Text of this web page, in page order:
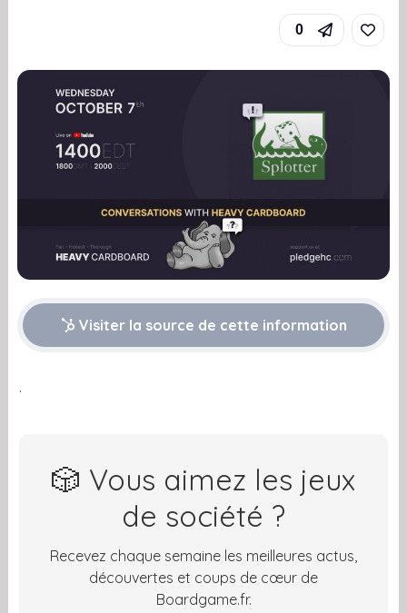
0
Visiter la source de cette information
.
🎲 Vous aimez les jeux
de société ?
Recevez chaque semaine les meilleures actus,
découvertes et coups de cœur de
Boardgame.fr.